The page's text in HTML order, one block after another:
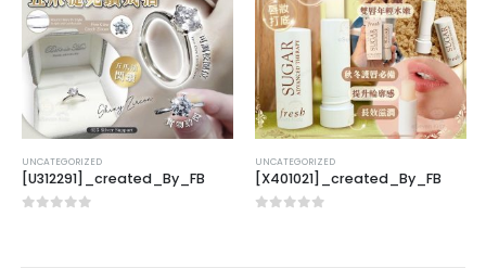
UNCATEGORIZED
[U312291]_created_By_FB
UNCATEGORIZED
[X401021]_created_By_FB